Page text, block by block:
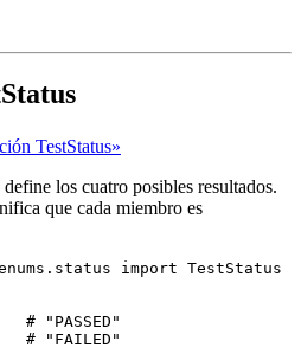
TestStatus»
define los cuatro posibles resultados.
que cada miembro es
import TestStatus
# "PASSED"
# "FAILED"